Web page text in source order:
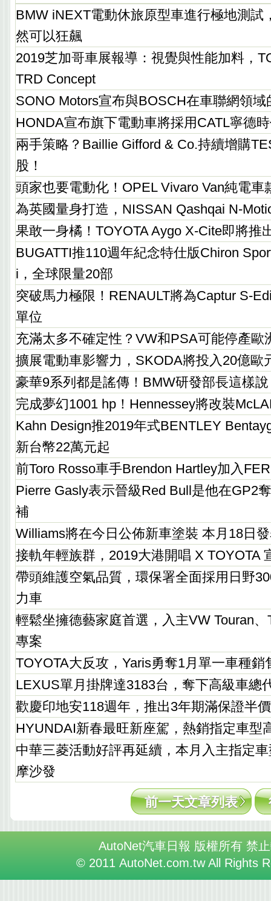
BMW iNEXT電動休旅原型車進行極地測試
然可以狂飆
2019芝加哥車展報導：視覺與性能加料，
TRD Concept
SONO Motors宣布與BOSCH在車聯網領域
HONDA宣布旗下電動車將採用CATL寧德
兩手策略？Baillie Gifford & Co.持續增購
股！
頭家也要電動化！OPEL Vivaro Van純電車
為英國量身打造，NISSAN Qashqai N-
果敢一身橘！TOYOTA Aygo X-Cite即將推
BUGATTI推110週年紀念特仕版Chiron
i，全球限量20部
突破馬力極限！RENAULT將為Captur S-
單位
充滿太多不確定性？VW和PSA可能停產歐
擴展電動車影響力，SKODA將投入20億歐
豪華9系列都是謠傳！BMW研發部長這樣說
完成夢幻1001 hp！Hennessey將改裝
Kahn Design推2019年式BENTLEY
新台幣22萬元起
前Toro Rosso車手Brendon Hartley加入
Pierre Gasly表示晉級Red Bull是他在GP2
補
Williams將在今日公佈新車塗裝 本月18日
接軌年輕族群，2019大港開唱 X TOYOTA
帶頭維護空氣品質，環保署全面採用日野
力車
輕鬆坐擁德藝家庭首選，入主VW Touran
專案
TOYOTA大反攻，Yaris勇奪1月單一車種銷
LEXUS單月掛牌達3183台，奪下高級車總
歡慶印地安118週年，推出3年期滿保證半
HYUNDAI新春最旺新座駕，熱銷指定車型
中華三菱活動好評再延續，本月入主指定
摩沙發
前一天文章列表
AutoNet汽車日報 版權所有 禁
© 2011 AutoNet.com.tw All Rights